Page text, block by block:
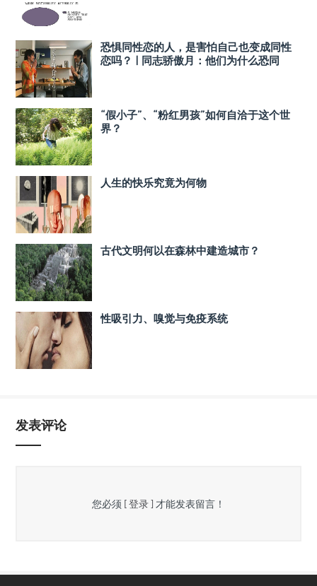
恐惧同性恋的人，是害怕自己也变成同性
恋吗？ | 同志骄傲月：他们为什么恐同
“假小子”、“粉红男孩”如何自洽于这个世
界？
人生的快乐究竟为何物
古代文明何以在森林中建造城市？
性吸引力、嗅觉与免疫系统
发表评论
您必须 [ 登录 ] 才能发表留言！